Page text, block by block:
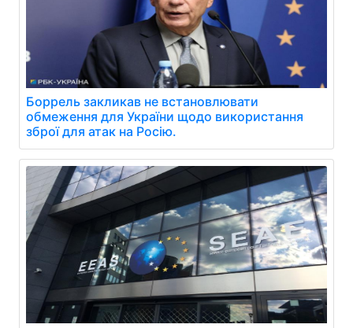
Боррель закликав не встановлювати
обмеження для України щодо використання
зброї для атак на Росію.